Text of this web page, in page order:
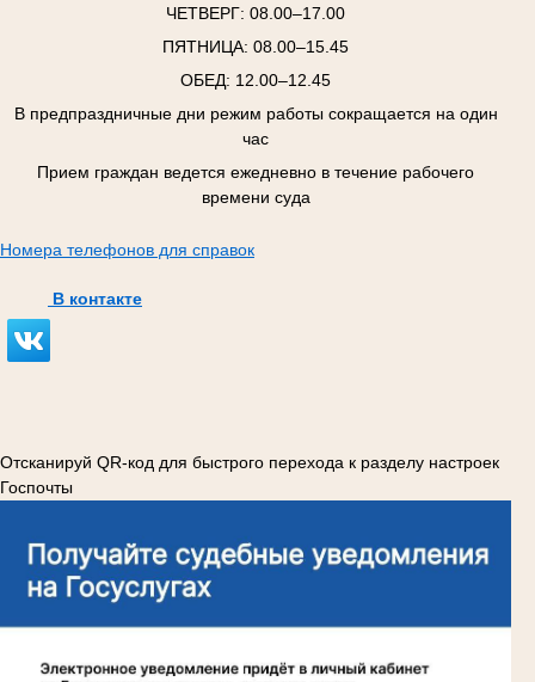
ЧЕТВЕРГ: 08.00–17.00
ПЯТНИЦА: 08.00–15.45
ОБЕД: 12.00–12.45
В предпраздничные дни режим работы сокращается на один
час
Прием граждан ведется ежедневно в течение рабочего
времени суда
Номера телефонов для справок
В контакте
Отсканируй QR-код для быстрого перехода к разделу настроек
Госпочты